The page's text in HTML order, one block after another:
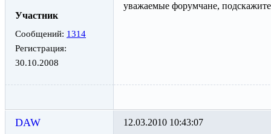
Участник
Сообщений: 1314
Регистрация:
30.10.2008
уважаемые форумчане,
DAW 12.03.2010 10:43:07